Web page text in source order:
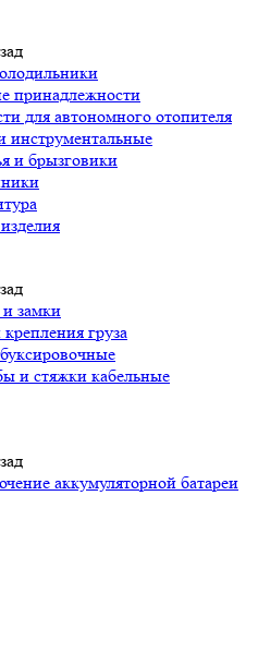
принадлежности
для автономного отопителя
и брызговики
замки
груза
и стяжки кабельные
аккумуляторной батареи